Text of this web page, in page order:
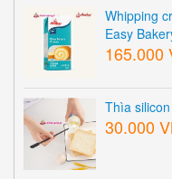
Whipping
Easy
165.000
Thìa
30.000